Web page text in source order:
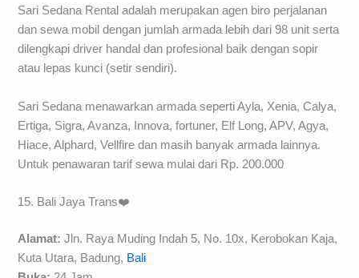
Sari Sedana Rental adalah merupakan agen biro perjalanan
dan sewa mobil dengan jumlah armada lebih dari 98 unit serta
dilengkapi driver handal dan profesional baik dengan sopir
atau lepas kunci (setir sendiri).
Sari Sedana menawarkan armada seperti Ayla, Xenia, Calya,
Ertiga, Sigra, Avanza, Innova, fortuner, Elf Long, APV, Agya,
Hiace, Alphard, Vellfire dan masih banyak armada lainnya.
Untuk penawaran tarif sewa mulai dari Rp. 200.000
15. Bali Jaya Trans❤️
Alamat: Jln. Raya Muding Indah 5, No. 10x, Kerobokan Kaja,
Kuta Utara, Badung, Bali